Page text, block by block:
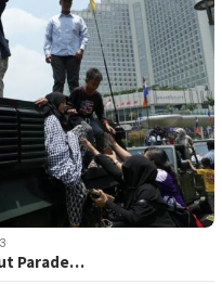
Parade…